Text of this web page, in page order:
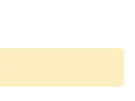
alle cabinovie che
di Ax troverete il
sul villaggio.